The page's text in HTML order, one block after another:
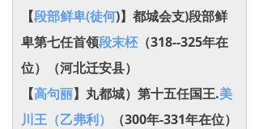
【段部鲜卑(徒何)】都城会支)段部鲜
卑第七任首领段末柸 （318--325年在
位）（河北迁安县）
【高句丽】丸都城）第十五任国王.美
川王（乙弗利）
（300年-331年在位）